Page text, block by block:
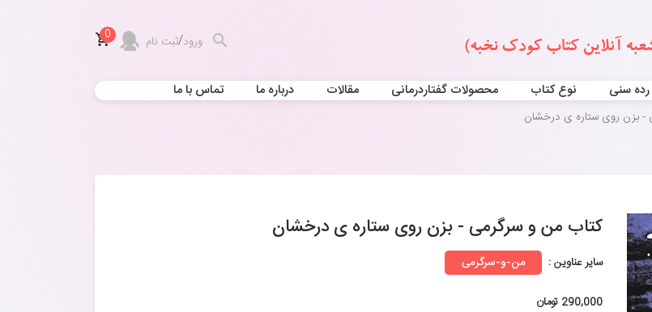
ورود/ثبت نام 0
رده سنی نوع کتاب محصولات گفتاردرمانی مقالات درباره ما تماس با ما
- بزن روی ستاره ی درخشان
کتاب من و سرگرمی - بزن روی ستاره ی درخشان
سایر عناوین : من-و-سرگرمی
290,000 تومان